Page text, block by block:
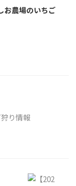
お農場のいちご
り情報